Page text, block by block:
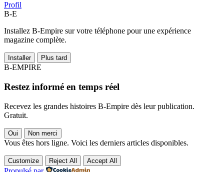
Profil
B-E
Installez B-Empire sur votre téléphone pour une expérience
magazine complète.
Installer Plus tard
B-EMPIRE
Restez informé en temps réel
Recevez les grandes histoires B-Empire dès leur publication.
Gratuit.
Oui Non merci
Vous êtes hors ligne. Voici les derniers articles disponibles.
Customize Reject All Accept All